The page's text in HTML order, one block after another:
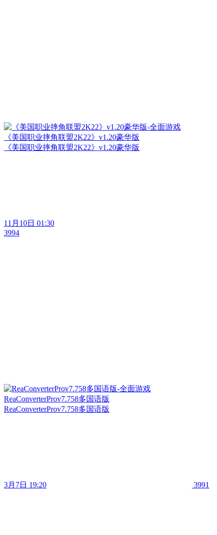
《美国职业摔角联盟2K22》v1.20豪华版
《美国职业摔角联盟2K22》v1.20豪华版
11月10日 01:30
3994
ReaConverterProv7.758多国语版
ReaConverterProv7.758多国语版
3月7日 19:20 3991